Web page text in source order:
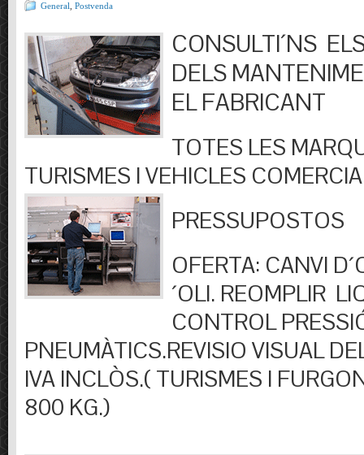
General Postvenda
CONSULTI´NS
DELS
EL FABRICANT
TOTES LES
TURISMES I VEHICLES
PRESSUPOSTOS
OFERTA: CANVI
´OLI. REOMPLIR
CONTROL
PNEUMÀTICS.REVISIO VISUAL
IVA INCLÒS.( TURISMES I
800 KG.)